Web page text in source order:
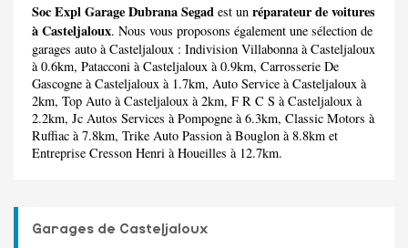
Soc Expl Garage Dubrana Segad est un réparateur de voitures
à Casteljaloux. Nous vous proposons également une sélection de
garages auto à Casteljaloux : Indivision Villabonnaà Casteljaloux
à 0.6km, Patacconi à Casteljaloux à 0.9km, Carrosserie De
Gascogne à Casteljaloux à 1.7km, Auto Service à Casteljaloux à
2km, Top Auto à Casteljaloux à 2km, F R C S à Casteljaloux à
2.2km, Jc Autos Services à Pompogne à 6.3km, Classic Motors à
Ruffiac à 7.8km, Trike Auto Passion à Bouglon à 8.8km et
Entreprise Cresson Henri à Houeilles à 12.7km.
Garages de Casteljaloux